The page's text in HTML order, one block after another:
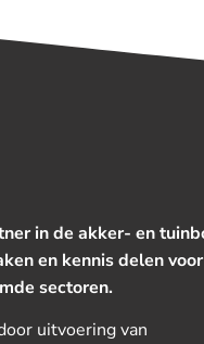
in de akker- en
en kennis delen voor
sectoren.
uitvoering van